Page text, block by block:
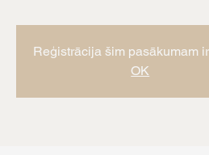
Reģistrācija šim pasākumam
OK